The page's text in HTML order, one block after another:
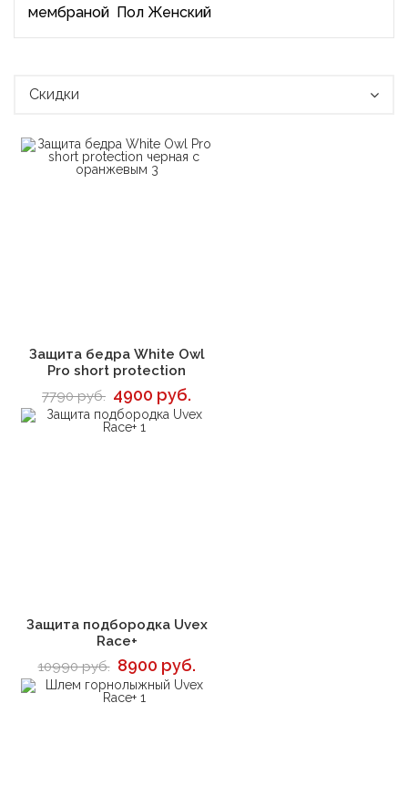
мембраной Пол Женский
Скидки
В корзину
Защита бедра White Owl
Pro short protection
7790 руб. 4900 руб.
В корзину
Защита подбородка Uvex
Race+
10990 руб. 8900 руб.